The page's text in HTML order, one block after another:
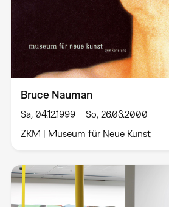
Bruce Nauman
Sa, 04.12.1999 – So, 26.03.2000
ZKM | Museum für Neue Kunst